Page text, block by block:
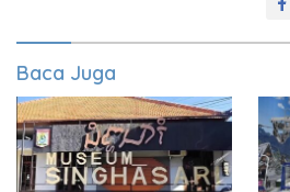
Baca Juga